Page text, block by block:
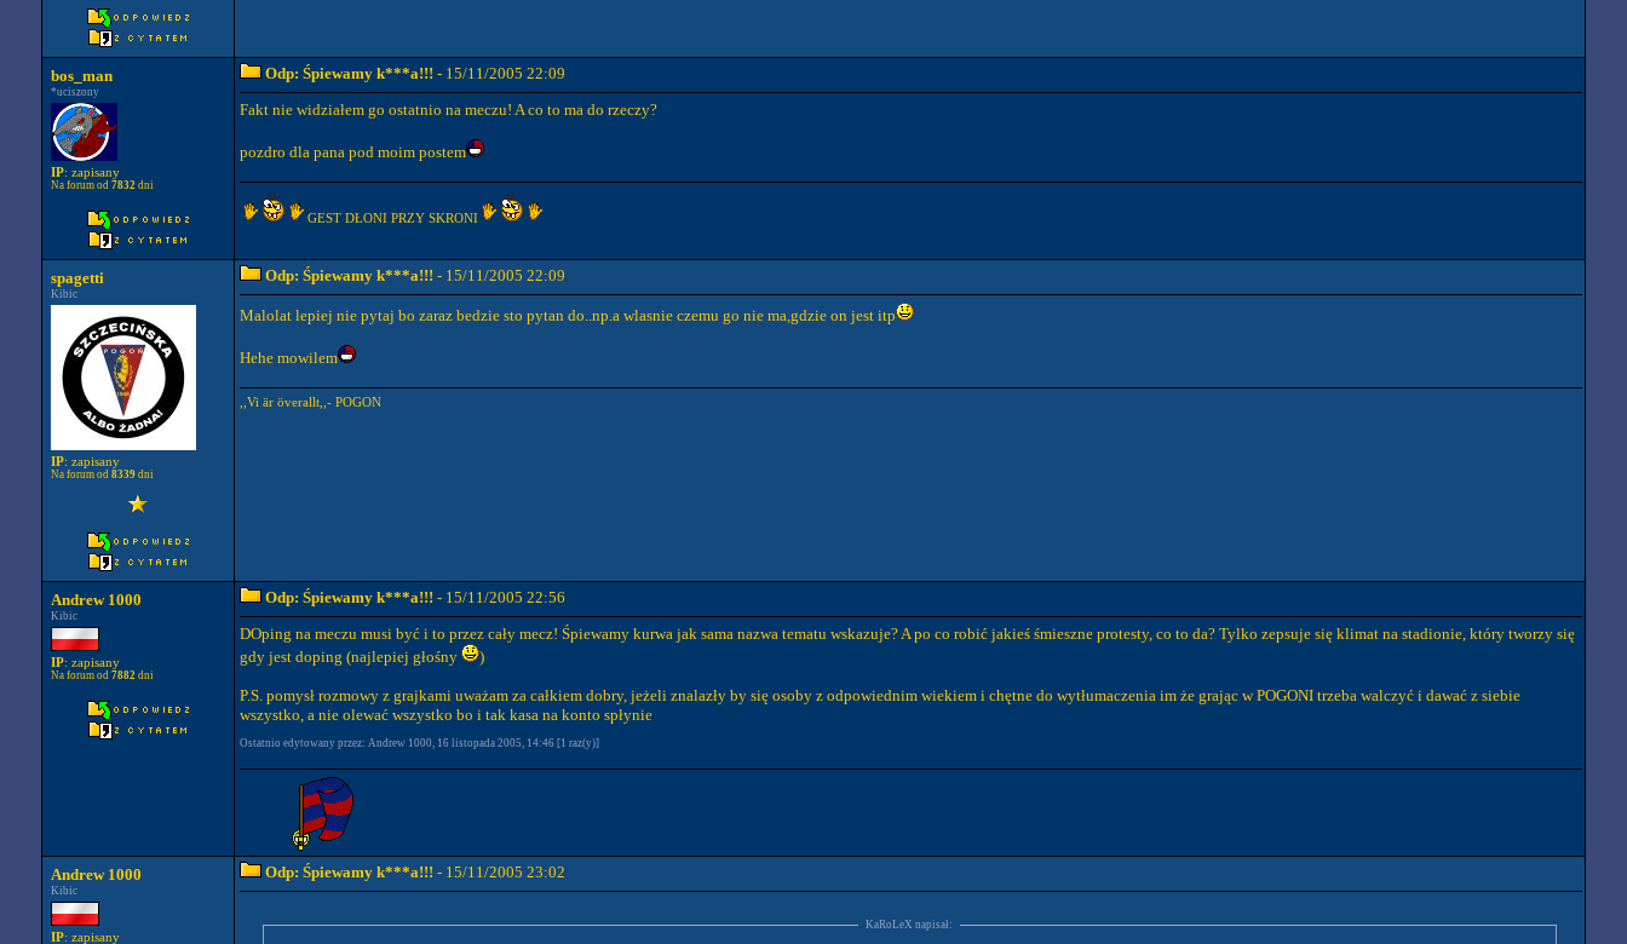
bos_man
*uciszony
IP: zapisany
Na forum od 7832 dni
Odp: Śpiewamy k***a!!! - 15/11/2005 22:09
Fakt nie widziałem go ostatnio na meczu! A co to ma do rzeczy?
pozdro dla pana pod moim postem
GEST DŁONI PRZY SKRONI
spagetti
Kibic
IP: zapisany
Na forum od 8339 dni
Odp: Śpiewamy k***a!!! - 15/11/2005 22:09
Malolat lepiej nie pytaj bo zaraz bedzie sto pytan do..np.a wlasnie czemu go nie ma,gdzie on jest itp
Hehe mowilem
,,Vi är överallt,,- POGON
Andrew 1000
Kibic
IP: zapisany
Na forum od 7882 dni
Odp: Śpiewamy k***a!!! - 15/11/2005 22:56
DOping na meczu musi być i to przez cały mecz! Śpiewamy kurwa jak sama nazwa tematu wskazuje? A po co robić jakieś śmieszne protesty, co to da? Tylko zepsuje się klimat na stadionie, który tworzy się
gdy jest doping (najlepiej głośny
)
P.S. pomysł rozmowy z grajkami uważam za całkiem dobry, jeżeli znalazły by się osoby z odpowiednim wiekiem i chętne do wytłumaczenia im że grając w POGONI trzeba walczyć i dawać z siebie
wszystko, a nie olewać wszystko bo i tak kasa na konto spłynie
Ostatnio edytowany przez: Andrew 1000, 16 listopada 2005, 14:46 [1 raz(y)]
Andrew 1000
Kibic
IP: zapisany
Odp: Śpiewamy k***a!!! - 15/11/2005 23:02
KaRoLeX napisał: